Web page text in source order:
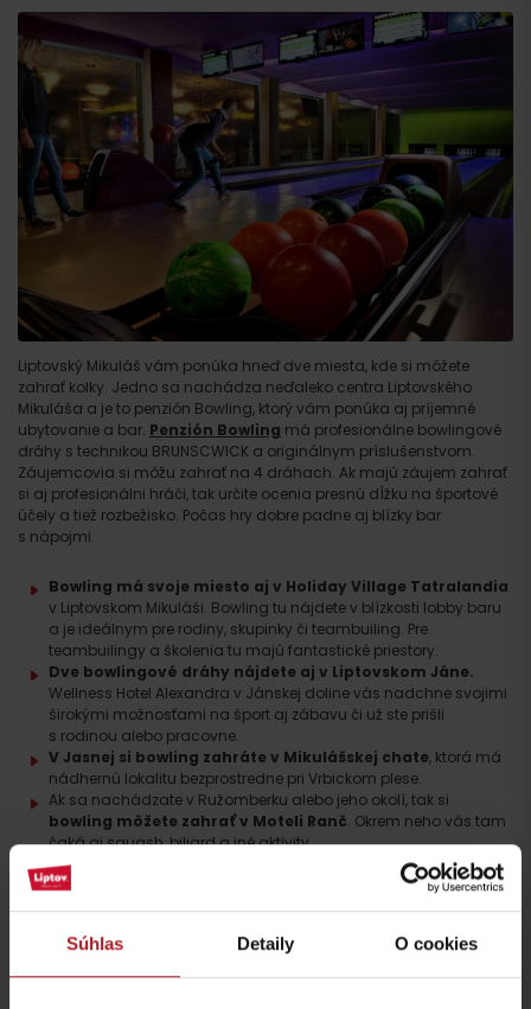
Súhlas Detaily O cookies
Liptovský Mikuláš vám ponúka hneď dve miesta, kde si môžete
zahrať kolky. Jedno sa nachádza neďaleko centra Liptovského
Mikuláša a je to penzión Bowling, ktorý vám ponúka aj príjemné
ubytovanie a bar. Penzión Bowling má profesionálne bowlingové
dráhy s technikou BRUNSCWICK a originálnym príslušenstvom.
Záujemcovia si môžu zahrať na 4 dráhach. Ak majú záujem zahrať
si aj profesionálni hráči, tak určite ocenia presnú dĺžku na športové
účely a tiež rozbežisko. Počas hry dobre padne aj blízky bar
s nápojmi.
Bowling má svoje miesto aj v Holiday Village Tatralandia
v Liptovskom Mikuláši. Bowling tu nájdete v blízkosti lobby baru
a je ideálnym pre rodiny, skupinky či teambuiling. Pre
teambuilingy a školenia tu majú fantastické priestory.
Dve bowlingové dráhy nájdete aj v Liptovskom Jáne.
Wellness Hotel Alexandra v Jánskej doline vás nadchne svojimi
širokými možnosťami na šport aj zábavu či už ste prišli
s rodinou alebo pracovne.
V Jasnej si bowling zahráte v Mikulášskej chate, ktorá má
nádhernú lokalitu bezprostredne pri Vrbickom plese.
Ak sa nachádzate v Ružomberku alebo jeho okolí, tak si
bowling môžete zahrať v Moteli Ranč. Okrem neho vás tam
čaká aj squash, biliard a iné aktivity.
Tri moderné bowlingové dráhy nájdete aj v
budove vodného
sveta
. V Rezorte Gothal majú pre
vás aj veľkorysé možnosti na ubytovanie v nádhernej tichej
príchodom overiť voľné dráhy –rezerváciadopredu vám vyrieši